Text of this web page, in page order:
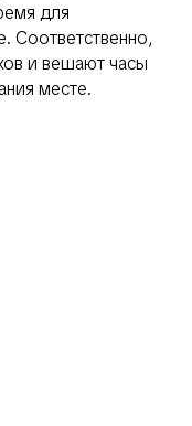
для
Соответственно,
и вешают часы
месте.